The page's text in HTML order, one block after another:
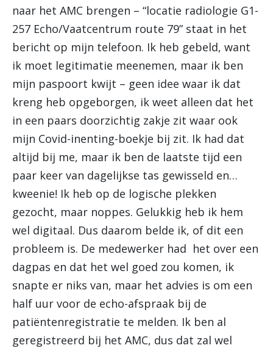
naar het AMC brengen – “locatie radiologie G1-
257 Echo/Vaatcentrum route 79” staat in het
bericht op mijn telefoon. Ik heb gebeld, want
ik moet legitimatie meenemen, maar ik ben
mijn paspoort kwijt – geen idee waar ik dat
kreng heb opgeborgen, ik weet alleen dat het
in een paars doorzichtig zakje zit waar ook
mijn Covid-inenting-boekje bij zit. Ik had dat
altijd bij me, maar ik ben de laatste tijd een
paar keer van dagelijkse tas gewisseld en…
kweenie! Ik heb op de logische plekken
gezocht, maar noppes. Gelukkig heb ik hem
wel digitaal. Dus daarom belde ik, of dit een
probleem is. De medewerker had het over een
dagpas en dat het wel goed zou komen, ik
snapte er niks van, maar het advies is om een
half uur voor de echo-afspraak bij de
patiëntenregistratie te melden. Ik ben al
geregistreerd bij het AMC, dus dat zal wel